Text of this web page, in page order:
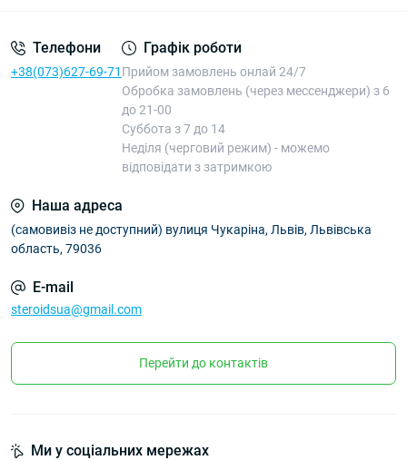
Телефони
+38(073)627-69-71
Графік роботи
Прийом замовлень онлай 24/7
Обробка замовлень (через мессенджери) з 6
до 21-00
Суббота з 7 до 14
Неділя (черговий режим) - можемо
відповідати з затримкою
Наша адреса
(самовивіз не доступний) вулиця Чукаріна, Львів, Львівська
область, 79036
E-mail
steroidsua@gmail.com
Перейти до контактів
Ми у соціальних мережах